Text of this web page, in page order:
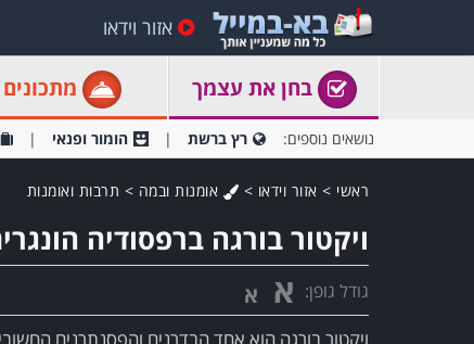
אזור וידאו
בחן את עצמך מתכונים
נושאים נוספים: רץ ברשת הומור ופנאי
ראשי > אזור וידאו > אומנות ובמה > תרבות ואומנות
ויקטור בורגה ברפסודיה
גודל גופן: א א